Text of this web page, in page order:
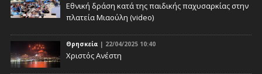
Eθνική δράση κατά της παιδικής παχυσαρκίας στην
πλατεία Μιαούλη (video)
Θρησκεία | 22/04/2025 10:40
Χριστός Ανέστη